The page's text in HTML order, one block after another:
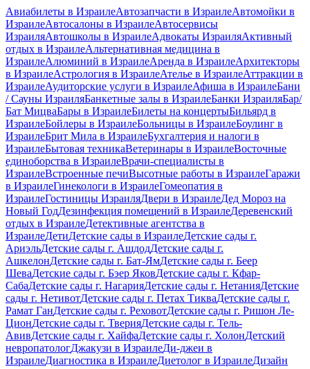
Авиабилеты в ИзраилеАвтозапчасти в ИзраилеАвтомойки в
ИзраилеАвтосалоны в ИзраилеАвтосервисы
ИзраиляАвтошколы в ИзраилеАдвокаты ИзраиляАктивный
отдых в ИзраилеАльтернативная медицина в
ИзраилеАлюминий в ИзраилеАренда в ИзраилеАрхитекторы
в ИзраилеАстрология в ИзраилеАтелье в ИзраилеАттракции в
ИзраилеАудиторские услуги в ИзраилеАфиша в ИзраилеБани
/ Сауны ИзраиляБанкетные залы в ИзраилеБанки ИзраиляБар/
Бат МицваБары в ИзраилеБилеты на концертыБильярд в
ИзраилеБойлеры в ИзраилеБольницы в ИзраилеБоулинг в
ИзраилеБрит Мила в ИзраилеБухгалтерия и налоги в
ИзраилеБытовая техникаВетеринары в ИзраилеВосточные
единоборства в ИзраилеВрачи-специалисты в
ИзраилеВстроенные печиВысотные работы в ИзраилеГаражи
в ИзраилеГинекологи в ИзраилеГомеопатия в
ИзраилеГостиницы ИзраиляДвери в ИзраилеДед Мороз на
Новый ГодДезинфекция помещений в ИзраилеДеревенский
отдых в ИзраилеДетективные агентства в
ИзраилеДетиДетские сады в ИзраилеДетские сады г.
АриэльДетские сады г. АшдодДетские сады г.
АшкелонДетские сады г. Бат-ЯмДетские сады г. Беер
ШеваДетские сады г. Бэер ЯковДетские сады г. Кфар-
СабаДетские сады г. НагарияДетские сады г. НетанияДетские
сады г. НетивотДетские сады г. Петах ТикваДетские сады г.
Рамат ГанДетские сады г. РеховотДетские сады г. Ришон Ле-
ЦионДетские сады г. ТверияДетские сады г. Тель-
АвивДетские сады г. ХайфаДетские сады г. ХолонДетский
невропатологДжакузи в ИзраилеДи-джеи в
ИзраилеДиагностика в ИзраилеДиетолог в ИзраилеДизайн